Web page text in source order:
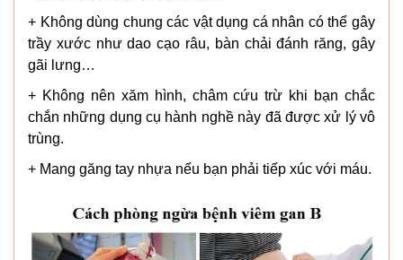
+ Không dùng chung các vật dụng cá nhân có thể gây
trầy xước như dao cạo râu, bàn chải đánh răng, gây
gãi lưng…
+ Không nên xăm hình, châm cứu trừ khi bạn chắc
chắn những dụng cụ hành nghề này đã được xử lý vô
trùng.
+ Mang găng tay nhựa nếu bạn phải tiếp xúc với máu.